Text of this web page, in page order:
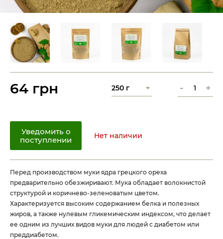
Перед производством муки ядра грецкого ореха
предварительно обезжиривают. Мука обладает волокнистой
структурой и коричнево-зеленоватым цветом.
Характеризуется высоким содержанием белка и полезных
жиров, а также нулевым гликемическим индексом, что делает
ее одним из лучших видов муки для людей с диабетом или
преддиабетом.
64 грн - +
Уведомить о
поступлении
Нет наличии